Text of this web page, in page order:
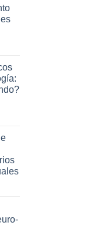
de
Neuro-
Oftalmológicas
tratamiento